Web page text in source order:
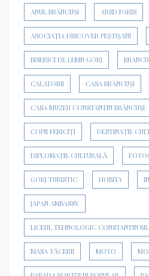
ANUL BRÂNCUȘI ARSD PARIS
ASOCIAȚIA DISCOVER PEȘTIȘANI
BISERICI DE LEMN GORJ
CALATORII CASA BRÂNCUȘI
CASA MUZEU CONSTANTIN BRÂNCUȘI
COPII FERICIȚI DESTINAȚIE
DIPLOMAȚIE CULTURALĂ
GORJ TURISTIC HOBITA
JAPAN AMBASSY
LICEUL TEHNOLOGIC CONSTANTIN
MASA TĂCERII MOTO